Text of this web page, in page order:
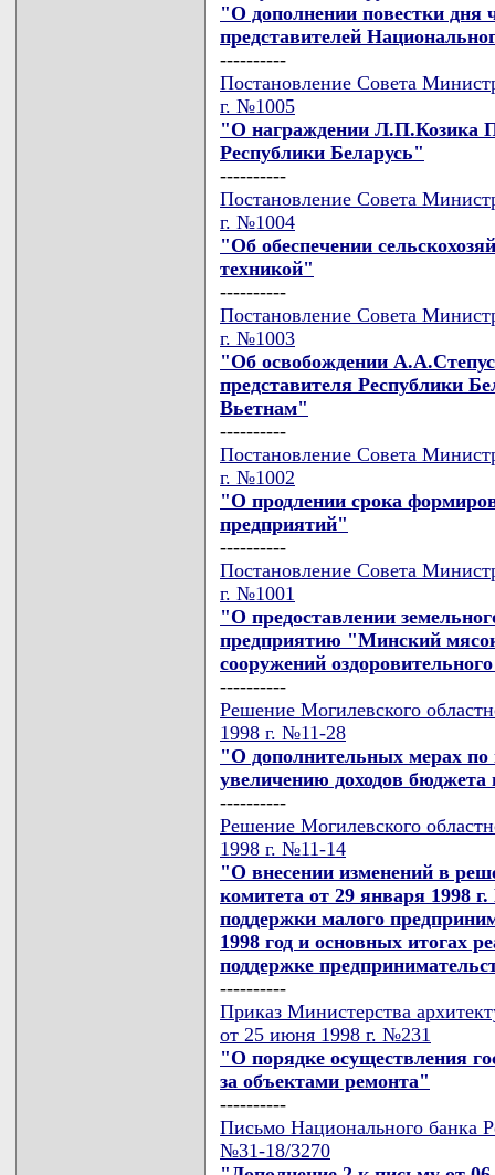
"О дополнении повестки дня
представителей
----------
Постановление Совета
г. №1005
"О награждении Л.П.Козика
Республики Беларусь"
----------
Постановление Совета
г. №1004
"Об обеспечении
техникой"
----------
Постановление Совета
г. №1003
"Об освобождении
представителя Республики
Вьетнам"
----------
Постановление Совета
г. №1002
"О продлении срока
предприятий"
----------
Постановление Совета
г. №1001
"О предоставлении
предприятию "Минский
сооружений
----------
Решение Могилевского
1998 г. №11-28
"О дополнительных мерах
увеличению доходов
----------
Решение Могилевского
1998 г. №11-14
"О внесении изменений в
комитета от 29 января 1998
поддержки малого
1998 год и основных итогах
поддержке
----------
Приказ Министерства
от 25 июня 1998 г. №231
"О порядке осуществления
за объектами ремонта"
----------
Письмо Национального банка
№31-18/3270